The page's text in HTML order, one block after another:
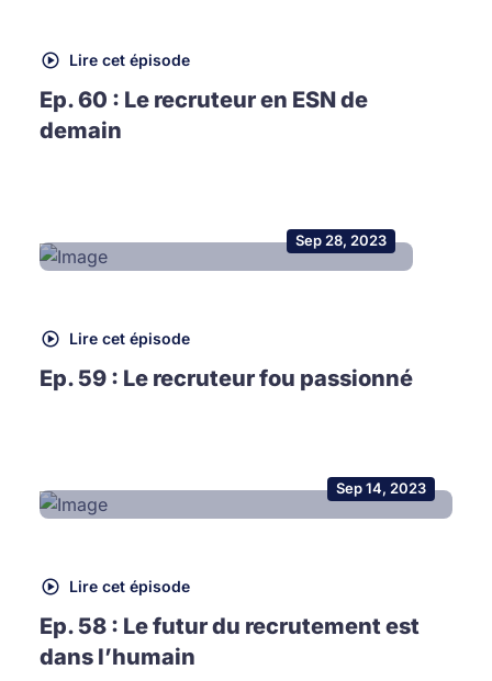
Lire cet épisode
Ep. 60 : Le recruteur en ESN de
demain
Sep 28, 2023
Lire cet épisode
Ep. 59 : Le recruteur fou passionné
Sep 14, 2023
Lire cet épisode
Ep. 58 : Le futur du recrutement est
dans l’humain